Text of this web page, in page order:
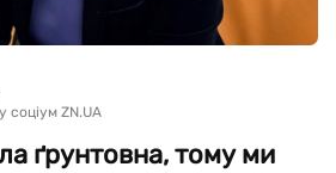
соціум ZN.UA
ґрунтовна, тому ми